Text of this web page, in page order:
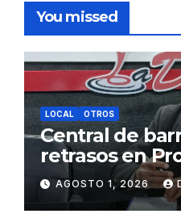
You missed
LOCAL OTROS
Central de
retrasos en
de Agua y
Juliaca
AGOSTO 1, 2026